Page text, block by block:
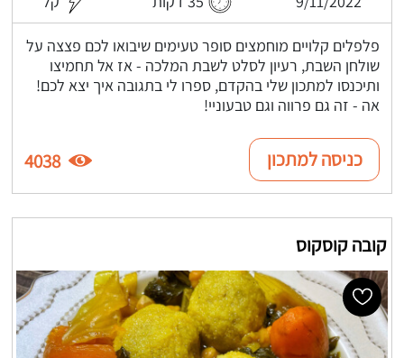
פלפלים קלויים מוחמצים סופר טעימים שיבואו לכם פצצה על
שולחן השבת, רעיון לסלט לשבת המלכה - אז אל תחמיצו
ותיכנסו למתכון שלי בהקדם, ספרו לי בתגובה איך יצא לכם!
אה - זה גם פרווה וגם טבעוניי!
כניסה למתכון 4038
קובה קוסקוס